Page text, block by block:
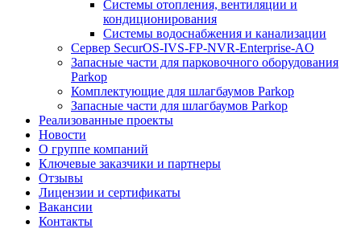
Системы отопления, вентиляции и
кондиционирования
Системы водоснабжения и канализации
Сервер SecurOS-IVS-FP-NVR-Enterprise-AO
Запасные части для парковочного оборудования
Parkop
Комплектующие для шлагбаумов Parkop
Запасные части для шлагбаумов Parkop
Реализованные проекты
Новости
О группе компаний
Ключевые заказчики и партнеры
Отзывы
Лицензии и сертификаты
Вакансии
Контакты